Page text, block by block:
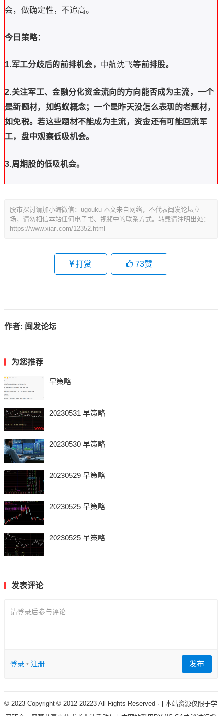
会，做确定性，不追高。
今日策略：
1.军工分歧后的前排机会， 中航沈飞等前排股。
2.关注军工、金融分化资金流向的方向能否成为主流，一个
是新题材，如蚂蚁概念；一个是昨天没怎么表现的老题材，
如免税。若这些题材不能成为主流，资金还有可能回流军
工，盘中观察低吸机会。
3.周期股的低吸机会。
股市探讨请加小编微信：ugouku 本文来自网络，不代表闽发论坛立
场，请勿相信本站任何电子书、视频中的联系方式。转载请注明出处：
https://www.xiarj.com/12352.html
打赏 73赞
作者: 闽发论坛
为您推荐
早策略
20230531 早策略
20230530 早策略
20230529 早策略
20230525 早策略
20230525 早策略
发表评论
请登录后参与评论...
登录• 注册 发布
© 2023 Copyright © 2012-20223 All Rights Reserved ·丨本站资源仅限于学